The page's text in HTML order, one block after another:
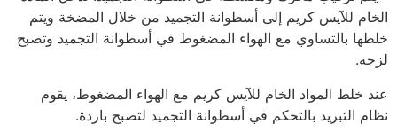
الخام للآيس كريم إلى أسطوانة التجميد من خلال المضخة ويتم
خلطها بالتساوي مع الهواء المضغوط في أسطوانة التجميد وتصبح
لزجة.
عند خلط المواد الخام للآيس كريم مع الهواء المضغوط، يقوم
نظام التبريد بالتحكم في أسطوانة التجميد لتصبح باردة.